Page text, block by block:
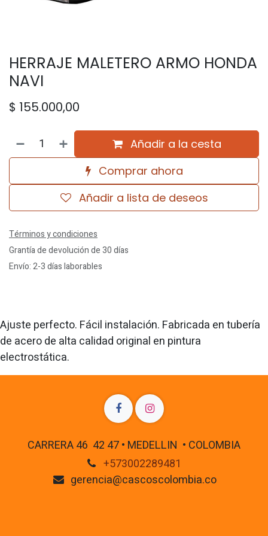
HERRAJE MALETERO ARMO HONDA
NAVI
$ 155.000,00
Añadir a la cesta
Comprar ahora
Añadir a lista de deseos
Términos y condiciones
Grantía de devolución de 30 días
Envío: 2-3 días laborables
Ajuste perfecto. Fácil instalación. Fabricada en tubería
de acero de alta calidad original en pintura
electrostática.
CARRERA 46 42 47 • MEDELLIN • COLOMBIA
+573002289481
gerencia@cascoscolombia.co